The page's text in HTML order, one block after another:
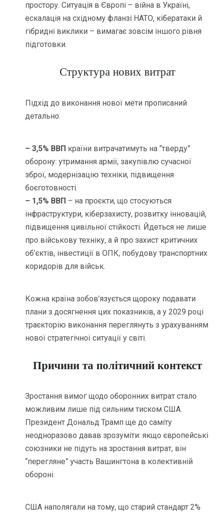
простору. Ситуація в Європі – війна в Україні,
ескалація на східному фланзі НАТО, кібератаки й
гібридні виклики – вимагає зовсім іншого рівня
підготовки.
Структура нових витрат
Підхід до виконання нової мети прописаний
детально.
– 3,5% ВВП країни витрачатимуть на “тверду”
оборону: утримання армії, закупівлю сучасної
зброї, модернізацію техніки, підвищення
боєготовності.
– 1,5% ВВП – на проєкти, що стосуються
інфраструктури, кіберзахисту, розвитку інновацій,
підвищення цивільної стійкості. Йдеться не лише
про військову техніку, а й про захист критичних
об’єктів, інвестиції в ОПК, побудову транспортних
коридорів для військ.
Кожна країна зобов’язується щороку подавати
плани з досягнення цих показників, а у 2029 році
траєкторію виконання переглянуть з урахуванням
нової стратегічної ситуації у світі.
Причини та політичний контекст
Зростання вимог щодо оборонних витрат стало
можливим лише під сильним тиском США.
Президент Дональд Трамп ще до саміту
неодноразово давав зрозуміти: якщо європейські
союзники не підуть на зростання витрат, він
“перегляне” участь Вашингтона в колективній
обороні.
США наполягали на тому, що старий стандарт 2%